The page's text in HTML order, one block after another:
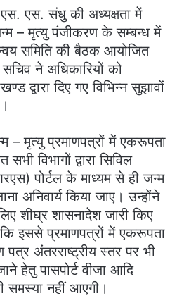
एस. संधु की अध्यक्षता में
– मृत्यु पंजीकरण के सम्बन्ध में
समिति की बैठक आयोजित
ने अधिकारियों को
द्वारा दिए गए विभिन्न सुझावों
– मृत्यु प्रमाणपत्रों में एकरूपता
विभागों द्वारा सिविल
पोर्टल के माध्यम से ही जन्म
अनिवार्य किया जाए। उन्होंने
शीघ्र शासनादेश जारी किए
इससे प्रमाणपत्रों में एकरूपता
अंतरराष्ट्रीय स्तर पर भी
हेतु पासपोर्ट वीजा आदि
समस्या नहीं आएगी।